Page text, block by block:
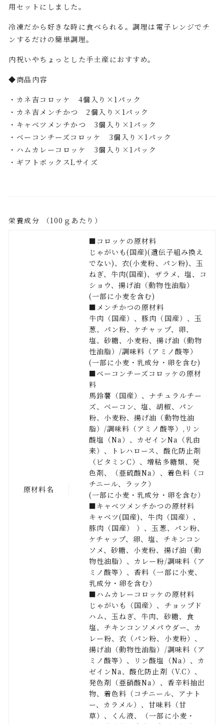
用セットにしました。
冷凍だから好きな時に食べられる。調理は電子レンジでチ
ンするだけの簡単調理。
内祝いやちょっとした手土産におすすめ。
◆商品内容
・カネ吉コロッケ 4個入り×1パック
・カネ吉メンチかつ 2個入り×1パック
・キャベツメンチかつ 3個入り×1パック
・ベーコンチーズコロッケ 3個入り×1パック
・ハムカレーコロッケ 3個入り×1パック
・ギフトボックスLサイズ
栄養成分 （100ｇあたり）
原材料名
■コロッケの原材料
じゃがいも(国産)(遺伝子組み換え
でない)、衣(小麦粉、パン粉)、玉
ねぎ、牛肉(国産)、ザラメ、塩、コ
ショウ、揚げ油（動物性油脂）
(一部に小麦を含む)
■メンチかつの原材料
牛肉（国産）、豚肉（国産）、玉
葱、パン粉、ケチャップ、卵、
塩、砂糖、小麦粉、揚げ油（動物
性油脂）/調味料（アミノ酸等）
(一部に小麦・乳成分・卵を含む)
■ベーコンチーズコロッケの原材
料
馬鈴薯（国産）、ナチュラルチー
ズ、ベーコン、塩、胡椒、パン
粉、小麦粉、揚げ油（動物性油
脂）/調味料（アミノ酸等）,リン
酸塩（Na）、カゼインNa（乳由
来）、トレハロース、酸化防止剤
（ビタミンC）、増粘多糖類、発
色剤、（亜硫酸Na）、着色料（コ
チニール、ラック）
(一部に小麦・乳成分・卵を含む）
■キャベツメンチかつの原材料
キャベツ(国産)、牛肉（国産）、
豚肉（国産） ）、玉葱、パン粉、
ケチャップ、卵、塩、チキンコン
ソメ、砂糖、小麦粉、揚げ油（動
物性油脂）、カレー粉/調味料（ア
ミノ酸等）、香料（一部に小麦、
乳成分・卵を含む）
■ハムカレーコロッケの原材料
じゃがいも（国産）、チョップド
ハム、玉ねぎ、牛肉、砂糖、食
塩、チキンコンソメパウダー、カ
レー粉、衣（パン粉、小麦粉）、
揚げ油（動物性油脂）/調味料（ア
ミノ酸等）、リン酸塩（Na）、カ
ゼインNa、酸化防止剤（V.C）、
発色剤（亜硝酸Na）、香辛料抽出
物、着色料（コチニール、アナト
ー、カラメル）、甘味料（甘
草）、くん液、（一部に小麦・